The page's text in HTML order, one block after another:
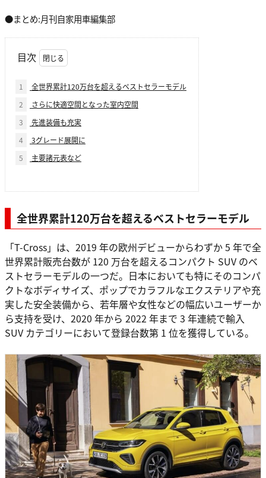
●まとめ:月刊自家用車編集部
目次
1
全世界累計120万台を超えるベストセラーモデル
2
さらに快適空間となった室内空間
3
先進装備も充実
4
3グレード展開に
5
主要諸元表など
全世界累計120万台を超えるベストセラーモデル
「T-Cross」は、2019 年の欧州デビューからわずか 5 年で全
世界累計販売台数が 120 万台を超えるコンパクト SUV のベ
ストセラーモデルの一つだ。日本においても特にそのコンパ
クトなボディサイズ、ポップでカラフルなエクステリアや充
実した安全装備から、若年層や女性などの幅広いユーザーか
ら支持を受け、2020 年から 2022 年まで 3 年連続で輸入
SUV カテゴリーにおいて登録台数第 1 位を獲得している。